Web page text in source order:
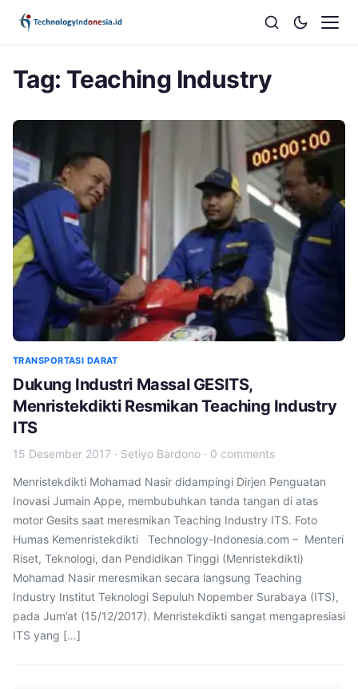
Tag: Teaching Industry
TRANSPORTASI DARAT
Dukung Industri Massal GESITS,
Menristekdikti Resmikan Teaching Industry
ITS
15 Desember 2017 · Setiyo Bardono · 0 comments
Menristekdikti Mohamad Nasir didampingi Dirjen Penguatan
Inovasi Jumain Appe, membubuhkan tanda tangan di atas
motor Gesits saat meresmikan Teaching Industry ITS. Foto
Humas Kemenristekdikti Technology-Indonesia.com – Menteri
Riset, Teknologi, dan Pendidikan Tinggi (Menristekdikti)
Mohamad Nasir meresmikan secara langsung Teaching
Industry Institut Teknologi Sepuluh Nopember Surabaya (ITS),
pada Jum’at (15/12/2017). Menristekdikti sangat mengapresiasi
ITS yang […]